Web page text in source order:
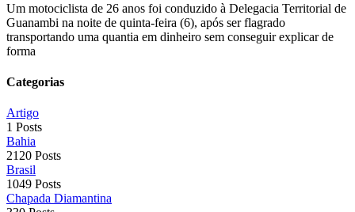
Um motociclista de 26 anos foi conduzido à Delegacia Territorial de
Guanambi na noite de quinta-feira (6), após ser flagrado
transportando uma quantia em dinheiro sem conseguir explicar de
forma
Categorias
Artigo
1 Posts
Bahia
2120 Posts
Brasil
1049 Posts
Chapada Diamantina